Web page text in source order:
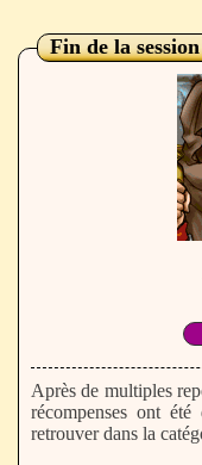
Fin de la
Après de multiples
récompenses ont
retrouver dans la